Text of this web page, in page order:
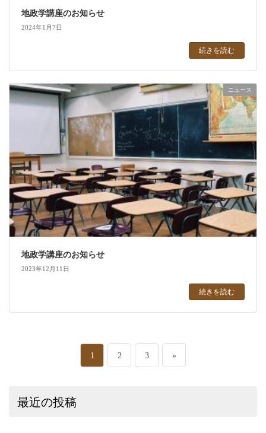
地政学講座のお知らせ
2024年1月7日
続きを読む
ニュース
地政学講座のお知らせ
2023年12月11日
続きを読む
の
ペ1 ペ
2 ペ
3 »
最近の投稿